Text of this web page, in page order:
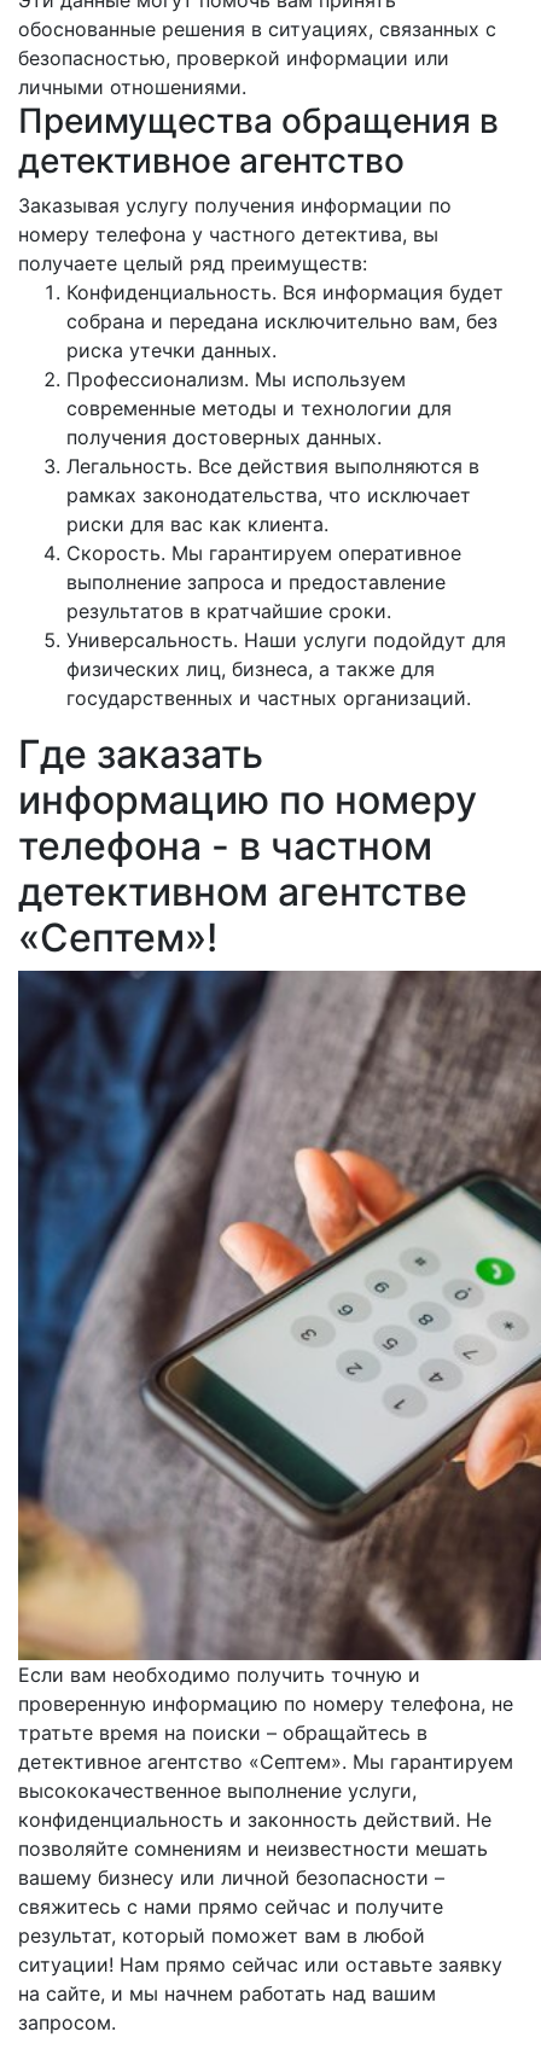
обоснованные решения в ситуациях, связанных с
безопасностью, проверкой информации или
личными отношениями.
Преимущества обращения в
детективное агентство
Заказывая услугу получения информации по
номеру телефона у частного детектива, вы
получаете целый ряд преимуществ:
Конфиденциальность. Вся информация будет
собрана и передана исключительно вам, без
риска утечки данных.
Профессионализм. Мы используем
современные методы и технологии для
получения достоверных данных.
Легальность. Все действия выполняются в
рамках законодательства, что исключает
риски для вас как клиента.
Скорость. Мы гарантируем оперативное
выполнение запроса и предоставление
результатов в кратчайшие сроки.
Универсальность. Наши услуги подойдут для
физических лиц, бизнеса, а также для
государственных и частных организаций.
Где заказать
информацию по номеру
телефона - в частном
детективном агентстве
«Септем»!
Если вам необходимо получить точную и
проверенную информацию по номеру телефона, не
тратьте время на поиски – обращайтесь в
детективное агентство «Септем». Мы гарантируем
высококачественное выполнение услуги,
конфиденциальность и законность действий. Не
позволяйте сомнениям и неизвестности мешать
вашему бизнесу или личной безопасности –
свяжитесь с нами прямо сейчас и получите
результат, который поможет вам в любой
ситуации! Нам прямо сейчас или оставьте заявку
на сайте, и мы начнем работать над вашим
запросом.